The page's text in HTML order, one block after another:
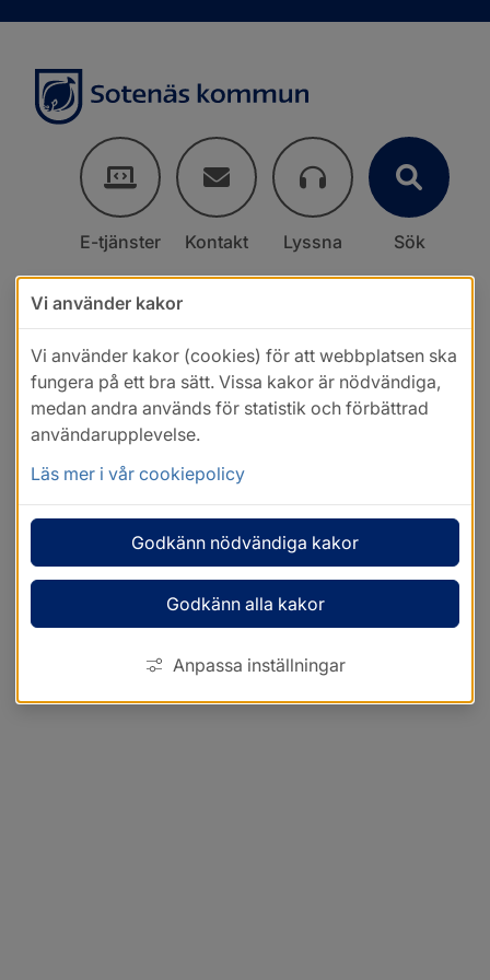
E-tjänster Kontakt Lyssna Sök
Vi använder kakor
Vi använder kakor (cookies) för att webbplatsen ska
fungera på ett bra sätt. Vissa kakor är nödvändiga,
medan andra används för statistik och förbättrad
användarupplevelse.
Läs mer i vår cookiepolicy
Godkänn nödvändiga kakor
Godkänn alla kakor
Anpassa inställningar